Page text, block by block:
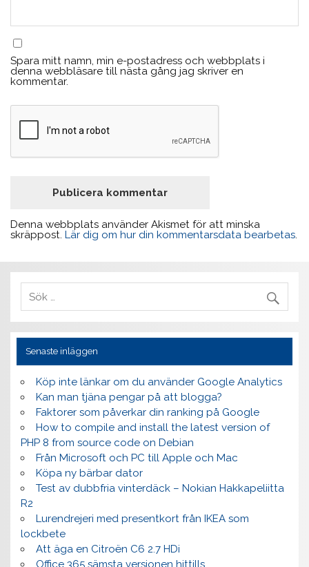
Spara mitt namn, min e-postadress och webbplats i
denna webbläsare till nästa gång jag skriver en
kommentar.
Denna webbplats använder Akismet för att minska
skräppost. Lär dig om hur din kommentarsdata bearbetas.
Senaste inläggen
Köp inte länkar om du använder Google Analytics
Kan man tjäna pengar på att blogga?
Faktorer som påverkar din ranking på Google
How to compile and install the latest version of
PHP 8 from source code on Debian
Från Microsoft och PC till Apple och Mac
Köpa ny bärbar dator
Test av dubbfria vinterdäck – Nokian Hakkapeliitta
R2
Lurendrejeri med presentkort från IKEA som
lockbete
Att äga en Citroën C6 2.7 HDi
Office 365 sämsta versionen hittills